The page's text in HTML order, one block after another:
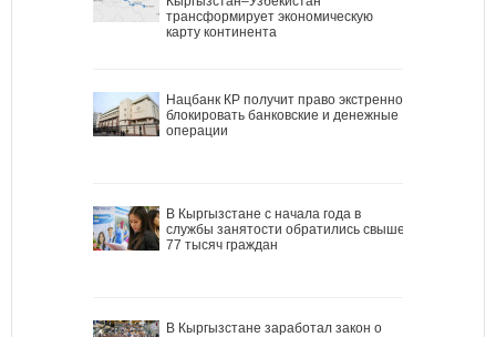
трансформирует экономическую
карту континента
Нацбанк КР получит право экстренно
блокировать банковские и денежные
операции
В Кыргызстане с начала года в
службы занятости обратились свыше
77 тысяч граждан
В Кыргызстане заработал закон о